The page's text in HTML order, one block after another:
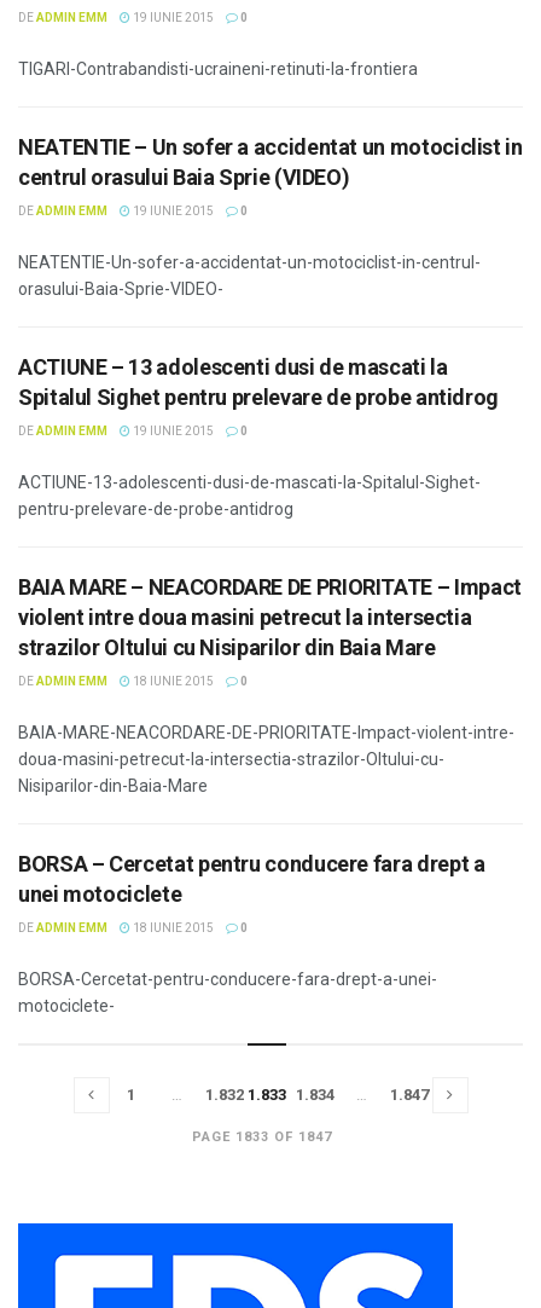
DEADMIN EMM 19 IUNIE 2015 0
TIGARI-Contrabandisti-ucraineni-retinuti-la-frontiera
NEATENTIE – Un sofer a accidentat un motociclist in
centrul orasului Baia Sprie (VIDEO)
DEADMIN EMM 19 IUNIE 2015 0
NEATENTIE-Un-sofer-a-accidentat-un-motociclist-in-centrul-
orasului-Baia-Sprie-VIDEO-
ACTIUNE – 13 adolescenti dusi de mascati la
Spitalul Sighet pentru prelevare de probe antidrog
DEADMIN EMM 19 IUNIE 2015 0
ACTIUNE-13-adolescenti-dusi-de-mascati-la-Spitalul-Sighet-
pentru-prelevare-de-probe-antidrog
BAIA MARE – NEACORDARE DE PRIORITATE – Impact
violent intre doua masini petrecut la intersectia
strazilor Oltului cu Nisiparilor din Baia Mare
DEADMIN EMM 18 IUNIE 2015 0
BAIA-MARE-NEACORDARE-DE-PRIORITATE-Impact-violent-intre-
doua-masini-petrecut-la-intersectia-strazilor-Oltului-cu-
Nisiparilor-din-Baia-Mare
BORSA – Cercetat pentru conducere fara drept a
unei motociclete
DEADMIN EMM 18 IUNIE 2015 0
BORSA-Cercetat-pentru-conducere-fara-drept-a-unei-
motociclete-
PAGE 1833 OF 1847
1 … 1.832 1.833 1.834 … 1.847